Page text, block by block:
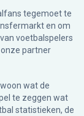
tegemoet te
en om
voetbalspelers
partner
wat de
te zeggen wat
statistieken, de